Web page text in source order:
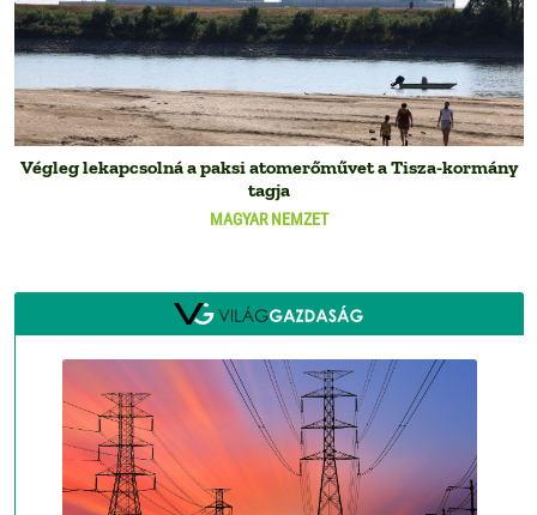
MAGYAR NEMZET
Végleg lekapcsolná a paksi atomerőművet a Tisza-kormány
tagja